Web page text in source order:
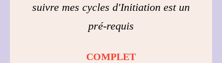
suivre mes cycles d'Initiation est un
pré-requis
COMPLET